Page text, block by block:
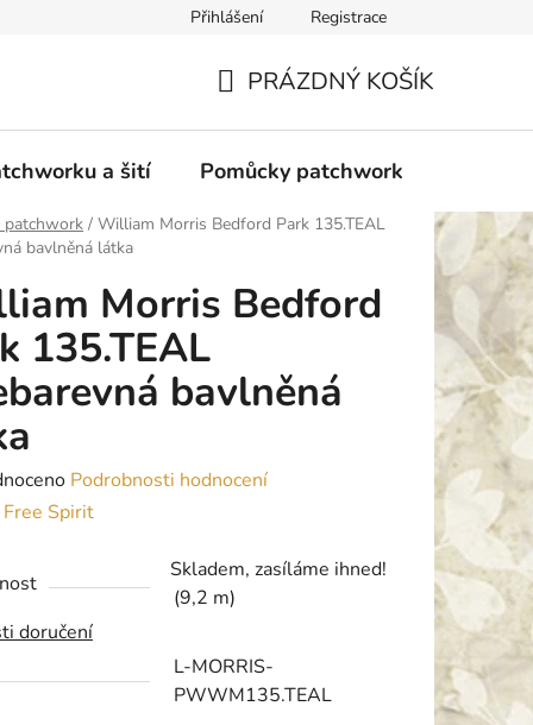
Obchodní podmínky
Přihlášení Registrace
KOŠÍK
PRÁZDNÝ KOŠÍK
a šití Pomůcky patchwork
patchwork / William Morris Bedford Park 135.TEAL
bavlněná látka
Morris Bedford
135.TEAL
bavlněná
Podrobnosti hodnocení
Free Spirit
Skladem, zasíláme ihned!
(9,2 m)
doručení
L-MORRIS-
PWWM135.TEAL